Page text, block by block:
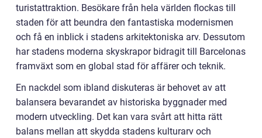
turistattraktion. Besökare från hela världen flockas till
staden för att beundra den fantastiska modernismen
och få en inblick i stadens arkitektoniska arv. Dessutom
har stadens moderna skyskrapor bidragit till Barcelonas
framväxt som en global stad för affärer och teknik.
En nackdel som ibland diskuteras är behovet av att
balansera bevarandet av historiska byggnader med
modern utveckling. Det kan vara svårt att hitta rätt
balans mellan att skydda stadens kulturarv och